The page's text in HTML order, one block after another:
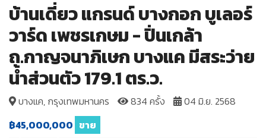
บ้านเดี่ยว แกรนด์ บางกอก บูเลอร์
วาร์ด เพชรเกษม - ปิ่นเกล้า
ถ.กาญจนาภิเษก บางแค มีสระว่าย
น้ำส่วนตัว 179.1 ตร.ว.
บางแค, กรุงเทพมหานคร 834 ครั้ง
04 มิ.ย. 2568
฿45,000,000 ขาย